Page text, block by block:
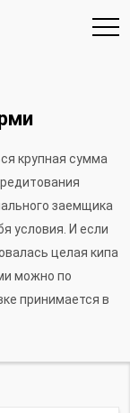
крупная сумма
заемщика
условия. И если
целая кипа
можно по
принимается в